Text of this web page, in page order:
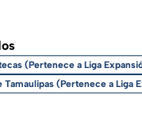
(Pertenece a Liga
(Pertenece a Liga